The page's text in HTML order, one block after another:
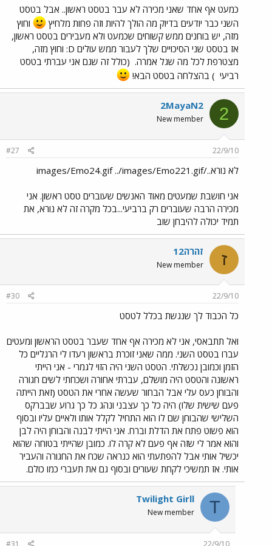
כמעט אף אחד שאני מכירה לא עבר בטסט ראשון.. אבל בטסט
השני כבר יודעים בדיוק מה הולך להיות וזה פחות מלחיץ
וחוץ
מזה, יש בוחנים ממש קשוחים שכמעט ולא מעבירים בטסט ראשון,
אז בטסט שני הסיכויים שלך לעבור ממש עולים D: וחוץ מזה,
מצטרפת לכל מה שגל אמרה. (כולל זה שגם אני עברתי בטסט
רביעי ) בהצלחה בטסט הבא!
2
2MayaN2
New member
22/9/10
#27
לא נורא../images/Emo24.gif ../images/Emo221.gif
אני חושבת שמעטים מאוד האנשים שעוברים טסט ראשון. אני
מכירה הרבה שעוברים רק ברביעי...בכל מקרה זה לא נורא, את
תמיד יכולה להיבחן שוב
ז זהרה12
New member
22/9/10
#30
כל הכבוד לך שנגשת בכלל לטסט
ואל תתבאסי, אני לא מכירה אף אחד שעבר בטסט הראשון ומעטים
עברו בטסט השני. ממה שאני זוכרת בראשון רעדו לי הרגליים כל
הזמן וכמובן נכשלתי. הטסט השני היה הזוי לגמרי - אני הייתי
ראשונה והטסט היה מושלם, עברתי אחורה ושכחתי לשים חגורה
והבוחן כעס עלי אבל הבחור שעשה אחרי את הטסט (זאת הייתה
פעם שישית שלו) היה כל כך עצבני ונהג כל כך גרוע שבברקס
השלישי שהבוחן שם לו הוא התחיל לקלל אותו ולאיים עליו ובסוף
הוא פשוט פתח את הדלת וברח. אני הייתי לבנה והבוחן היה לבן
והוא אמר לי שזה אף פעם לא קרה לו. כמובן שהייתי בטוחה שהוא
יכשיל אותי אבל להפתעתי הוא כנראה שכח את החגורה והעביר
אותי. אז תמשיכי לקחת שעורים ובסוף גם את תעברי כמו כולם.
T
Twilight Girll
New member
22/9/10
#31